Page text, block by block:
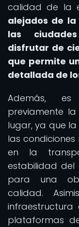
calidad de la
alejados de
las
disfrutar de
que permite
detallada de
Además, es
previamente
lugar, ya que
las
en la
estabilidad del
para una
calidad.
infraestructura
plataformas